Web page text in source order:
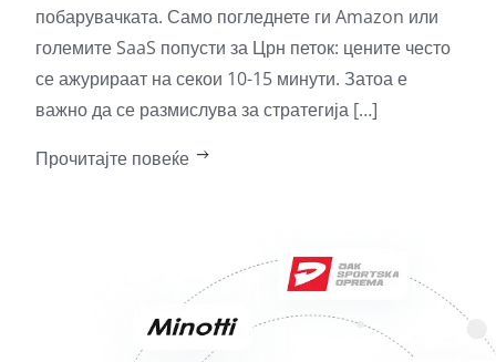
побарувачката. Само погледнете ги Amazon или
големите SaaS попусти за Црн петок: цените често
се ажурираат на секои 10-15 минути. Затоа е
важно да се размислува за стратегија […]
Прочитајте повеќе